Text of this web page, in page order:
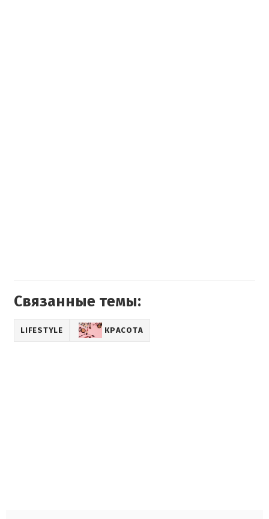
Связанные темы:
LIFESTYLE КРАСОТА